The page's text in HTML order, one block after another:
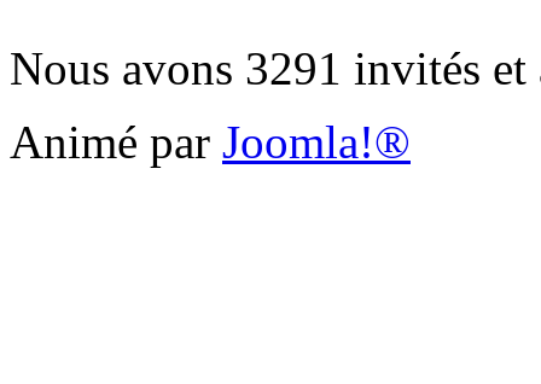
Nous avons 3291 invités
Animé par Joomla!®